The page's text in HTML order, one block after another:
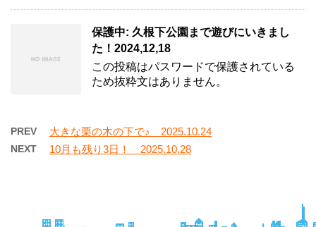
保護中: 久根下公園まで遊びにいきまし
た！2024,12,18
この投稿はパスワードで保護されている
ため抜粋文はありません。
PREV 大きな栗の木の下で♪ 2025.10.24
NEXT 10月も残り3日！ 2025.10.28